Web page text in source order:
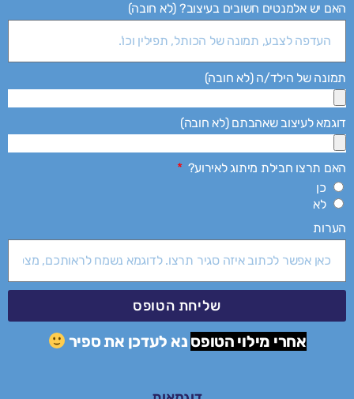
האם יש אלמנטים חשובים בעיצוב? (לא חובה)
תמונה של הילד/ה (לא חובה)
דוגמא לעיצוב שאהבתם (לא חובה)
האם תרצו חבילת מיתוג לאירוע?
כן
לא
הערות
שליחת הטופס
אחרי מילוי הטופס נא לעדכן את ספיר